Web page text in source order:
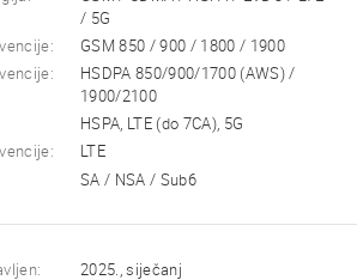
/ 5G
GSM 850 / 900 / 1800 / 1900
HSDPA 850/900/1700 (AWS) /
1900/2100
HSPA, LTE (do 7CA), 5G
LTE
SA / NSA / Sub6
2025., siječanj